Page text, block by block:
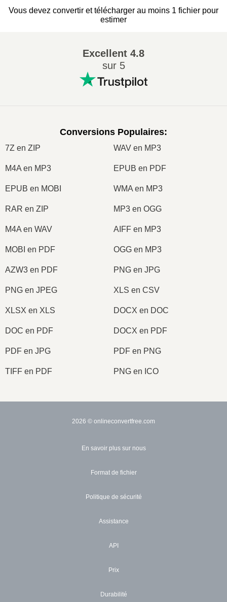
Vous devez convertir et télécharger au moins 1 fichier pour
estimer
Excellent 4.8
sur 5
Conversions Populaires:
7Z en ZIP WAV en MP3
M4A en MP3 EPUB en PDF
EPUB en MOBI WMA en MP3
RAR en ZIP MP3 en OGG
M4A en WAV AIFF en MP3
MOBI en PDF OGG en MP3
AZW3 en PDF PNG en JPG
PNG en JPEG XLS en CSV
XLSX en XLS DOCX en DOC
DOC en PDF DOCX en PDF
PDF en JPG PDF en PNG
TIFF en PDF PNG en ICO
2026 © onlineconvertfree.com
En savoir plus sur nous
Format de fichier
Politique de sécurité
Assistance
API
Prix
Durabilité